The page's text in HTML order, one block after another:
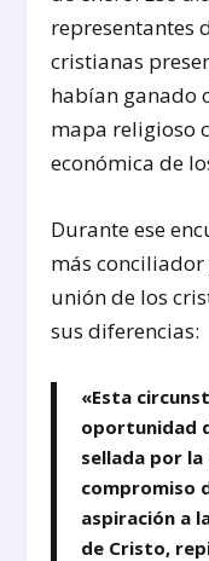
representantes
cristianas
habían ganado
mapa religioso
económica de
Durante ese
más
unión de los
sus diferencias:
«Esta
oportunidad
sellada por
compromiso
aspiración a
de Cristo,